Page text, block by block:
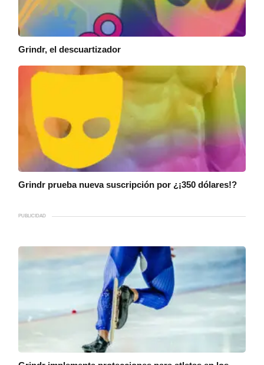
Grindr, el descuartizador
Grindr prueba nueva suscripción por ¿¡350 dólares!?
PUBLICIDAD